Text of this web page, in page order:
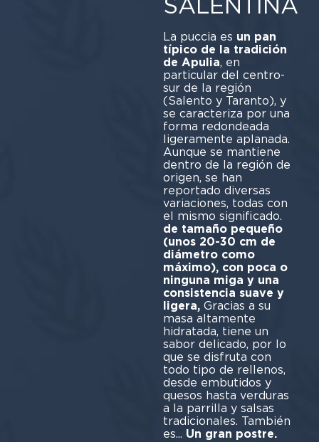
La puccia es un pan
típico de la tradición
de Apulia, en
particular del centro-
sur de la región
(Salento y Taranto), y
se caracteriza por una
forma redondeada
ligeramente aplanada.
Aunque se mantiene
dentro de la región de
origen, se han
reportado diversas
variaciones, todas con
el mismo significado.
de tamaño pequeño
(unos 20-30 cm de
diámetro como
máximo), con poca o
ninguna miga y una
consistencia suave y
ligera,Gracias a su
masa altamente
hidratada, tiene un
sabor delicado, por lo
que se disfruta con
todo tipo de rellenos,
desde embutidos y
quesos hasta verduras
a la parrilla y salsas
tradicionales. También
es... Un gran postre.